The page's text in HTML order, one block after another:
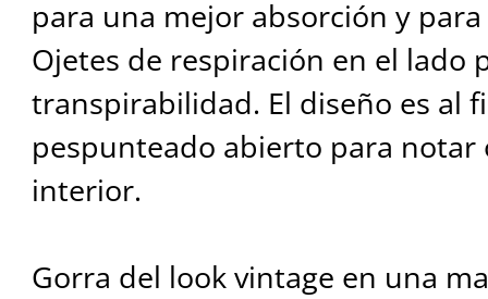
para una mejor absorción y
Ojetes de respiración en el lado
transpirabilidad. El diseño es al
pespunteado abierto para notar
interior.
Gorra del look vintage en una